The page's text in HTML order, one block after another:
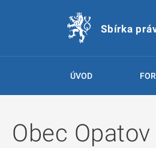
Sbírka
ÚVOD
Obec